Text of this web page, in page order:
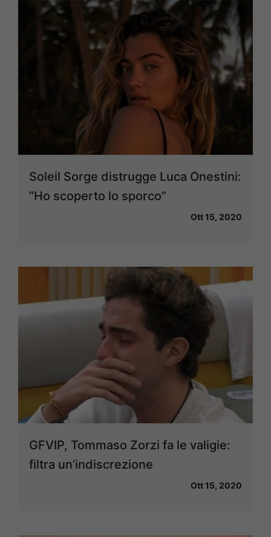
Soleil Sorge distrugge Luca Onestini:
“Ho scoperto lo sporco”
Ott 15, 2020
GFVIP, Tommaso Zorzi fa le valigie:
filtra un’indiscrezione
Ott 15, 2020